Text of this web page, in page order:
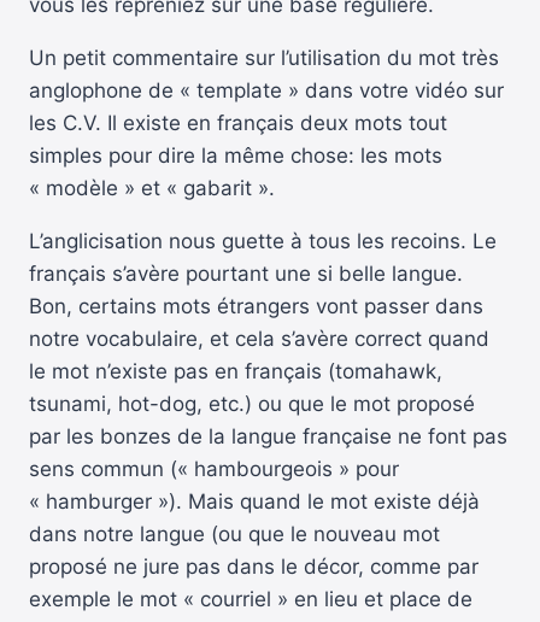
vous les repreniez sur une base régulière.
Un petit commentaire sur l’utilisation du mot très
anglophone de « template » dans votre vidéo sur
les C.V. Il existe en français deux mots tout
simples pour dire la même chose: les mots
« modèle » et « gabarit ».
L’anglicisation nous guette à tous les recoins. Le
français s’avère pourtant une si belle langue.
Bon, certains mots étrangers vont passer dans
notre vocabulaire, et cela s’avère correct quand
le mot n’existe pas en français (tomahawk,
tsunami, hot-dog, etc.) ou que le mot proposé
par les bonzes de la langue française ne font pas
sens commun (« hambourgeois » pour
« hamburger »). Mais quand le mot existe déjà
dans notre langue (ou que le nouveau mot
proposé ne jure pas dans le décor, comme par
exemple le mot « courriel » en lieu et place de